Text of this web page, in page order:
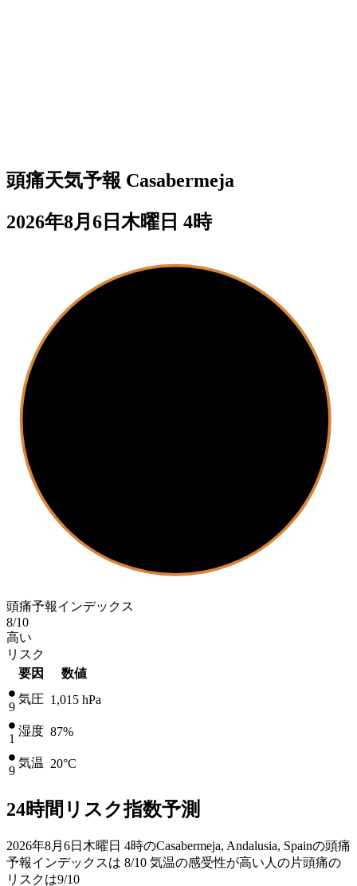
頭痛天気予報 Casabermeja
2026年8月6日木曜日 4時
頭痛予報インデックス
8/10
高い
リスク
要因
数値
9
気圧 1,015 hPa
1
湿度 87%
9
気温 20°C
24時間リスク指数予測
2026年8月6日木曜日 4時のCasabermeja, Andalusia, Spainの頭痛
予報インデックスは 8/10 気温の感受性が高い人の片頭痛の
リスクは9/10